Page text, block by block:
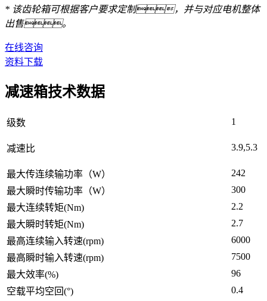
* 该齿轮箱可根据客户要求定制，并与对应电机整体
出售。
在线咨询
资料下载
减速箱技术数据
级数 1
减速比 3.9,5.3
最大传连续输功率（W）
242
最大瞬时传输功率（W）
300
最大连续转矩(Nm)
2.2
最大瞬时转矩(Nm)
2.7
最高连续输入转速(rpm)
6000
最高瞬时输入转速(rpm)
7500
最大效率(%)
96
空载平均空回(°)
0.4